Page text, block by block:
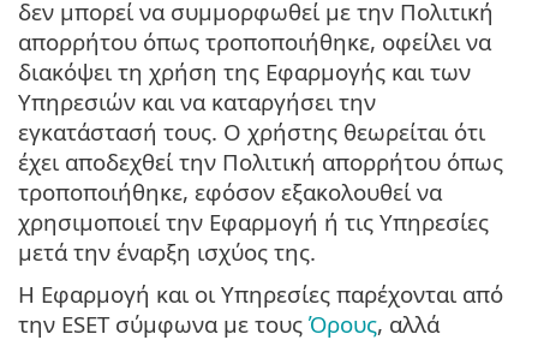
δεν μπορεί να συμμορφωθεί με την Πολιτική
απορρήτου όπως τροποποιήθηκε, οφείλει να
διακόψει τη χρήση της Εφαρμογής και των
Υπηρεσιών και να καταργήσει την
εγκατάστασή τους. Ο χρήστης θεωρείται ότι
έχει αποδεχθεί την Πολιτική απορρήτου όπως
τροποποιήθηκε, εφόσον εξακολουθεί να
χρησιμοποιεί την Εφαρμογή ή τις Υπηρεσίες
μετά την έναρξη ισχύος της.
Η Εφαρμογή και οι Υπηρεσίες παρέχονται από
την ESET σύμφωνα με τους Όρους, αλλά